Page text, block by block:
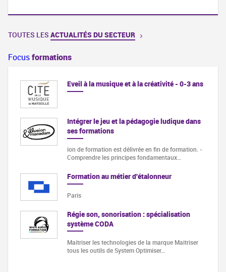
TOUTES LES ACTUALITÉS DU SECTEUR
Focusformations
Eveil à la musique et à la créativité - 0-3 ans
Intégrer le jeu et la pédagogie ludique dans
ses formations
ion de formation est délivrée en fin de formation. -
Comprendre les principes fondamentaux…
Formation au métier d'étalonneur
Paris
Régie son, sonorisation : spécialisation
système CODA
Maitriser les technologies de la marque Maitriser
tous les outils de System Optimiser…